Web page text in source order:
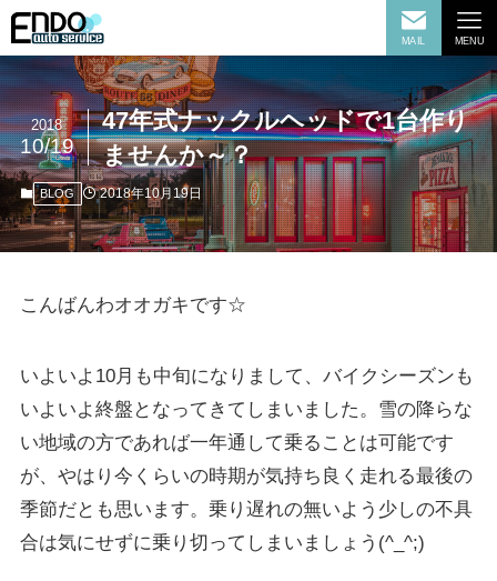
MAIL MENU
47年式ナックルヘッドで1台作り
ませんか～？
2018
10/19
BLOG 2018年10月19日
こんばんわオオガキです☆
いよいよ10月も中旬になりまして、バイクシーズンも
いよいよ終盤となってきてしまいました。雪の降らな
い地域の方であれば一年通して乗ることは可能です
が、やはり今くらいの時期が気持ち良く走れる最後の
季節だとも思います。乗り遅れの無いよう少しの不具
合は気にせずに乗り切ってしまいましょう(^_^;)